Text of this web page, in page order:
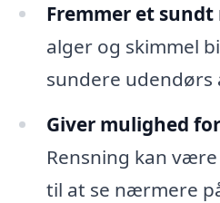
Fremmer et sundt
alger og skimmel
sundere
Giver mulighed
Rensning kan
til at se nærmere